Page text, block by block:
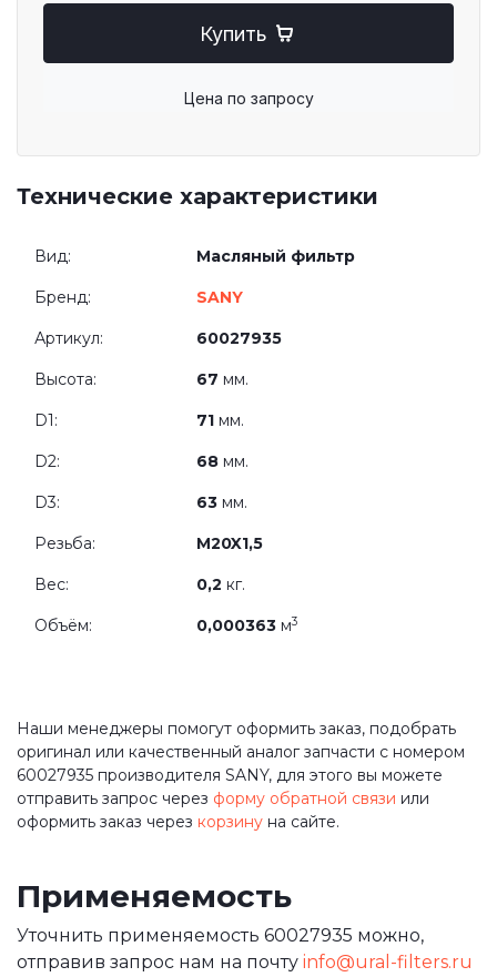
Купить
Цена по запросу
Технические характеристики
Вид: Масляный фильтр
Бренд: SANY
Артикул: 60027935
Высота: 67 мм.
D1: 71 мм.
D2: 68 мм.
D3: 63 мм.
Резьба: M20X1,5
Вес: 0,2 кг.
Объём: 0,000363 м3
Наши менеджеры помогут оформить заказ, подобрать
оригинал или качественный аналог запчасти с номером
60027935 производителя SANY, для этого вы можете
отправить запрос через форму обратной связи или
оформить заказ через корзину на сайте.
Применяемость
Уточнить применяемость 60027935 можно,
отправив запрос нам на почту info@ural-filters.ru